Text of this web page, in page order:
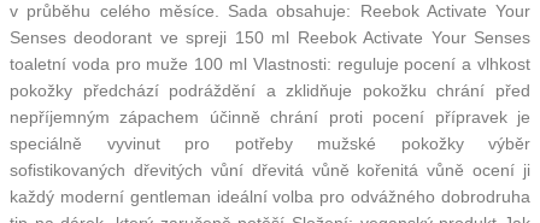
v průběhu celého měsíce. Sada obsahuje: Reebok Activate Your
Senses deodorant ve spreji 150 ml Reebok Activate Your Senses
toaletní voda pro muže 100 ml Vlastnosti: reguluje pocení a vlhkost
pokožky předchází podráždění a zklidňuje pokožku chrání před
nepříjemným zápachem účinně chrání proti pocení přípravek je
speciálně vyvinut pro potřeby mužské pokožky výběr
sofistikovaných dřevitých vůní dřevitá vůně kořenitá vůně ocení ji
každý moderní gentleman ideální volba pro odvážného dobrodruha